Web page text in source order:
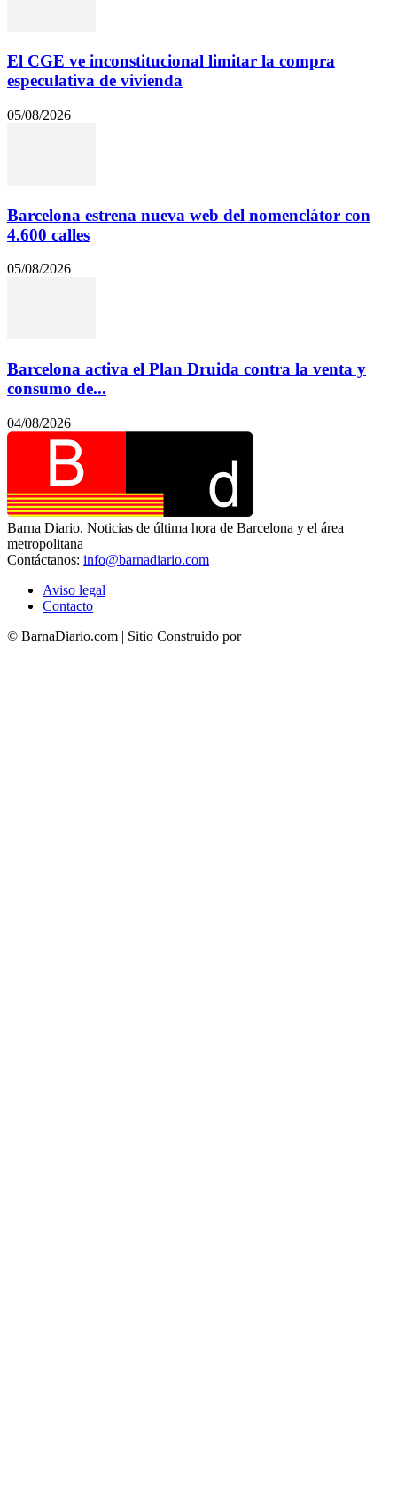
El CGE ve inconstitucional limitar la compra
especulativa de vivienda
05/08/2026
Barcelona estrena nueva web del nomenclátor con
4.600 calles
05/08/2026
Barcelona activa el Plan Druida contra la venta y
consumo de...
04/08/2026
Barna Diario. Noticias de última hora de Barcelona y el área
metropolitana
Contáctanos: info@barnadiario.com
Aviso legal
Contacto
© BarnaDiario.com | Sitio Construido por